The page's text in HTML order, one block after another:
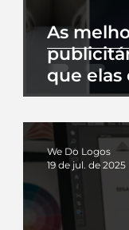
As
que elas
We Do Logos
19 de jul. de 2025